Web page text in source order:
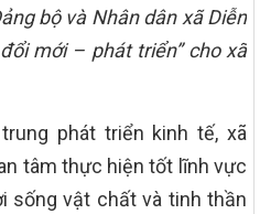
bộ và Nhân dân xã Diễn
mới – phát triển” cho xã
phát triển kinh tế, xã
tâm thực hiện tốt lĩnh vực
sống vật chất và tinh thần